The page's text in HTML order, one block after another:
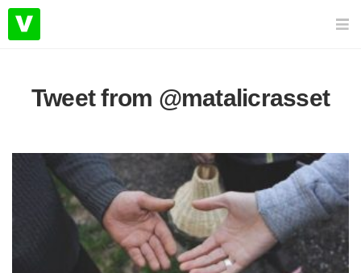
Tweet from @matalicrasset